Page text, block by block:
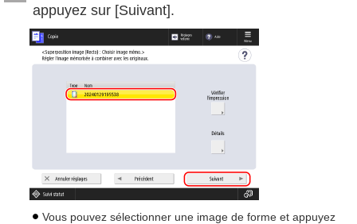
appuyez sur [Suivant].
Vous pouvez sélectionner une image de forme et appuyez